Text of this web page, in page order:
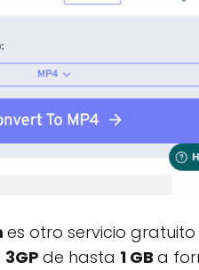
es otro servicio gratuito
3GP de hasta 1 GB a